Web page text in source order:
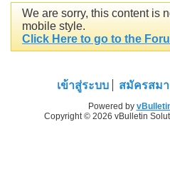
We are sorry, this content is
mobile style.
Click Here to go to the
เข้าสู่ระบบ สมัครสม
Powered by
Copyright © 2026 vBulletin